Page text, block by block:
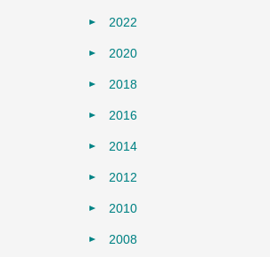
2022
2020
2018
2016
2014
2012
2010
2008